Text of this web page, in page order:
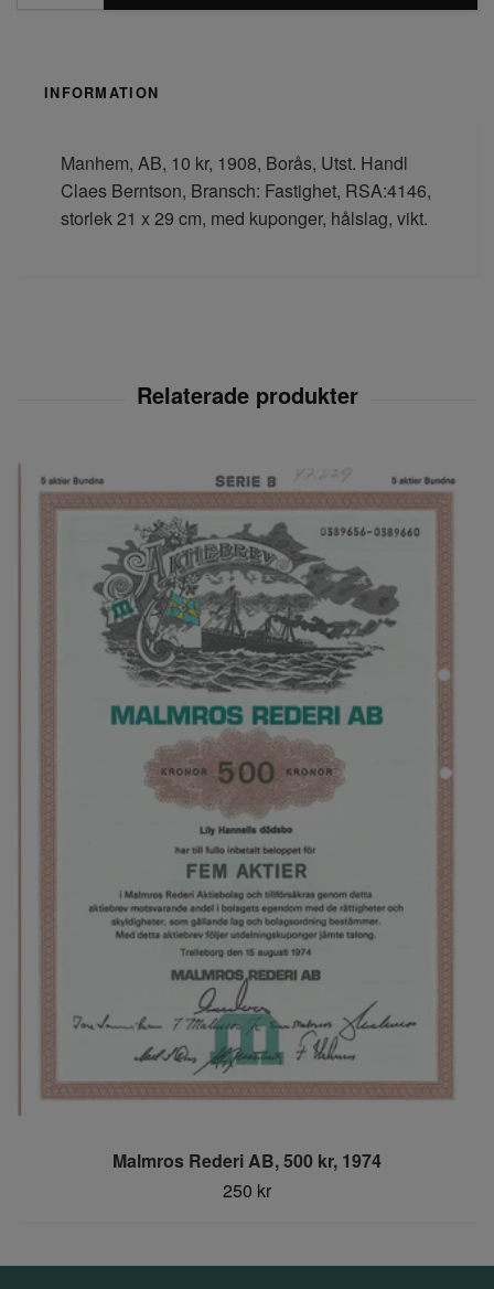
INFORMATION
Manhem, AB, 10 kr, 1908, Borås, Utst. Handl
Claes Berntson, Bransch: Fastighet, RSA:4146,
storlek 21 x 29 cm, med kuponger, hålslag, vikt.
Malmros Rederi AB, 500 kr, 1974
250 kr